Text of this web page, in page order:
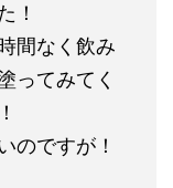
！
間なく飲み
ってみてく
のですが！